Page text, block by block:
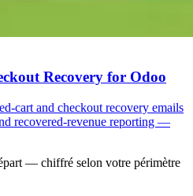
Recovery for Odoo
cart and checkout recovery emails
recovered-revenue reporting —
— chiffré selon votre périmètre